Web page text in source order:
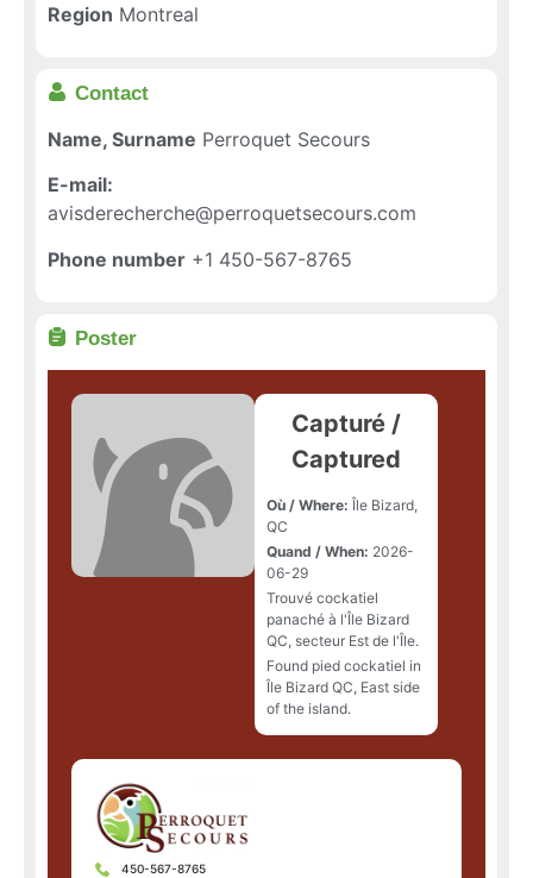
Region Montreal
Contact
Name, Surname Perroquet Secours
E-mail:
avisderecherche@perroquetsecours.com
Phone number +1 450-567-8765
Poster
Capturé /
Captured
Où / Where: Île Bizard,
QC
Quand / When: 2026-
06-29
Trouvé cockatiel
panaché à l'Île Bizard
QC, secteur Est de l'Île.
Found pied cockatiel in
Île Bizard QC, East side
of the island.
450-567-8765